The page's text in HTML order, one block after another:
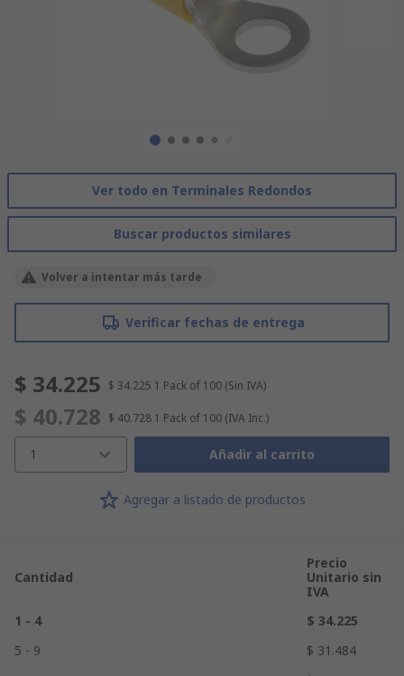
Ver todo en Terminales Redondos
Buscar productos similares
Volver a intentar más tarde
Verificar fechas de entrega
$ 34.225 $ 34.225 1 Pack of 100 (Sin IVA)
$ 40.728 $ 40.728 1 Pack of 100 (IVA Inc.)
1 Añadir al carrito
Agregar a listado de productos
Cantidad
Precio
Unitario sin
IVA
1 - 4
$ 34.225
5 - 9
$ 31.484